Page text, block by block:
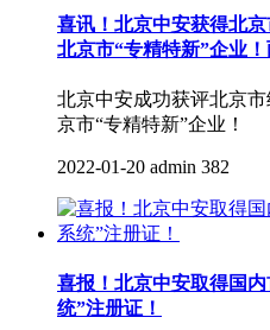
喜讯！北京中安获得北
北京市“专精特新”企业！
北京中安成功获评北京
京市“专精特新”企业！
2022-01-20 admin 382
喜报！北京中安取得国
统”注册证！